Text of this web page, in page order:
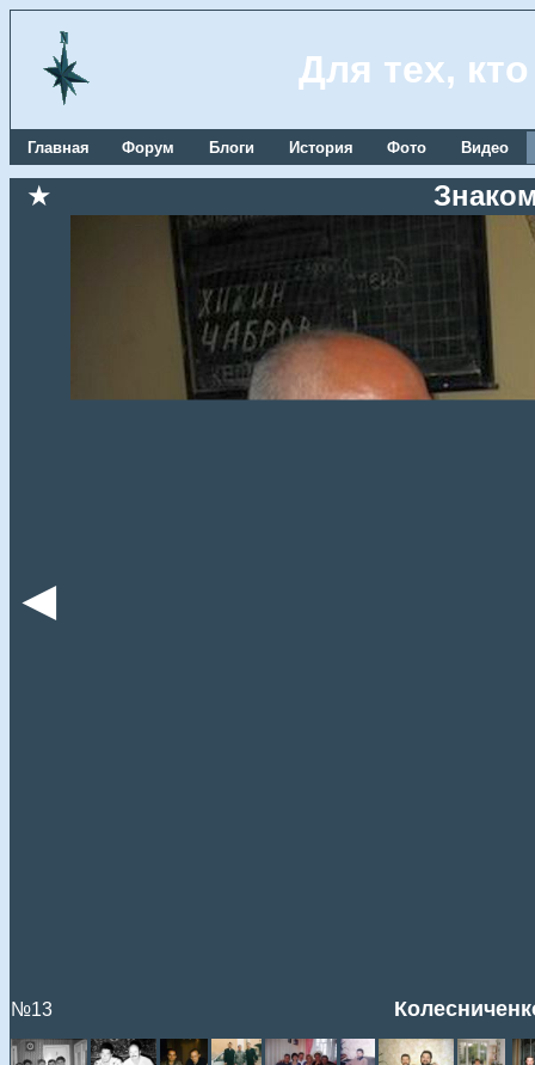
Для тех,
Главная Форум Блоги История Фото Видео
★
◄
№13